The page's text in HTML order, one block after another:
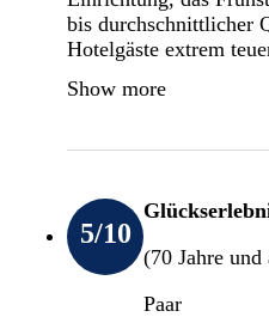
bis durchschnittlicher
Hotelgäste extrem
Show more
5/10
(70 Jahre und
Paar